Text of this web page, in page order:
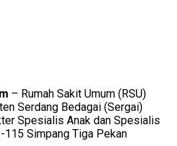
– Rumah Sakit Umum (RSU)
Serdang Bedagai (Sergai)
Spesialis Anak dan Spesialis
Simpang Tiga Pekan